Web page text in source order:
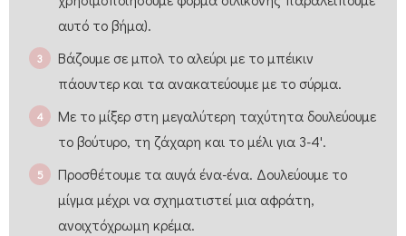
αυτό το βήμα).
Βάζουμε σε μπολ το αλεύρι με το μπέικιν
πάουντερ και τα ανακατεύουμε με το σύρμα.
Με το μίξερ στη μεγαλύτερη ταχύτητα δουλεύουμε
το βούτυρο, τη ζάχαρη και το μέλι για 3-4'.
Προσθέτουμε τα αυγά ένα-ένα. Δουλεύουμε το
μίγμα μέχρι να σχηματιστεί μια αφράτη,
ανοιχτόχρωμη κρέμα.